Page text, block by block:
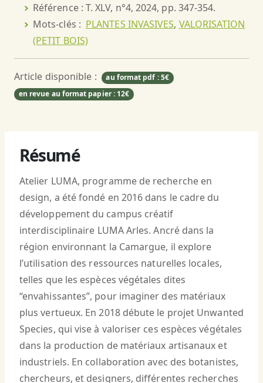
Référence : T. XLV, n°4, 2024, pp. 347-354.
Mots-clés : PLANTES INVASIVES, VALORISATION
(PETIT BOIS)
Article disponible :
au format pdf : 5€
en revue au format papier : 12€
Résumé
Atelier LUMA, programme de recherche en
design, a été fondé en 2016 dans le cadre du
développement du campus créatif
interdisciplinaire LUMA Arles. Ancré dans la
région environnant la Camargue, il explore
l’utilisation des ressources naturelles locales,
telles que les espèces végétales dites
“envahissantes”, pour imaginer des matériaux
plus vertueux. En 2018 débute le projet Unwanted
Species, qui vise à valoriser ces espèces végétales
dans la production de matériaux artisanaux et
industriels. En collaboration avec des botanistes,
chercheurs, et designers, différentes recherches